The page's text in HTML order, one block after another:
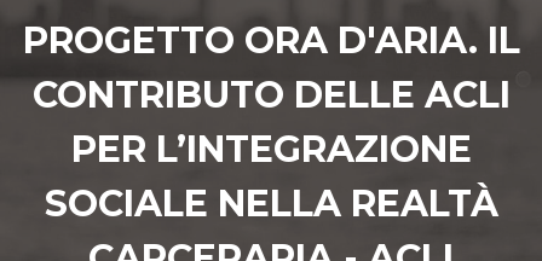
PROGETTO ORA D'ARIA. IL
CONTRIBUTO DELLE ACLI
PER L’INTEGRAZIONE
SOCIALE NELLA REALTÀ